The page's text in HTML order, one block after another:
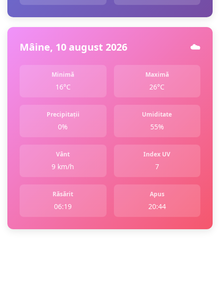
Mâine, 10 august 2026 ☁️
Minimă
16°C
Maximă
26°C
Precipitații
0%
Umiditate
55%
Vânt
9 km/h
Index UV
7
Răsărit
06:19
Apus
20:44